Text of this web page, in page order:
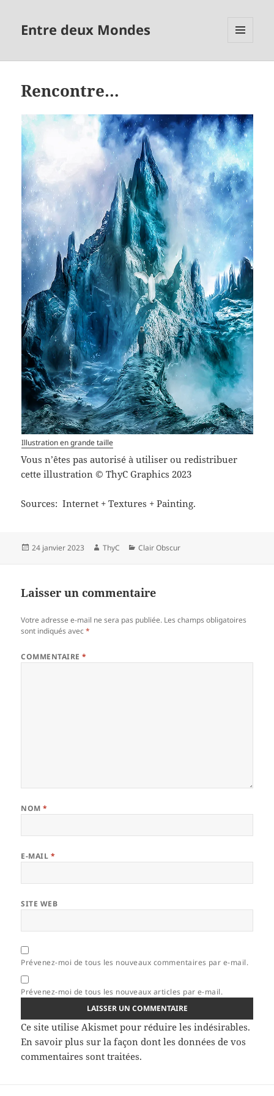
Entre deux Mondes
Rencontre…
Illustration en grande taille
Vous n’êtes pas autorisé à utiliser ou redistribuer
cette illustration © ThyC Graphics 2023
Sources: Internet + Textures + Painting.
Publié
24 janvier 2023 Auteur
ThyC Catégories
Clair Obscur
Laisser un commentaire
Votre adresse e-mail ne sera pas publiée. Les champs obligatoires
sont indiqués avec*
COMMENTAIRE*
NOM*
E-MAIL *
SITE WEB
Prévenez-moi de tous les nouveaux commentaires par e-mail.
Prévenez-moi de tous les nouveaux articles par e-mail.
Ce site utilise Akismet pour réduire les indésirables.
En savoir plus sur la façon dont les données de vos
commentaires sont traitées.